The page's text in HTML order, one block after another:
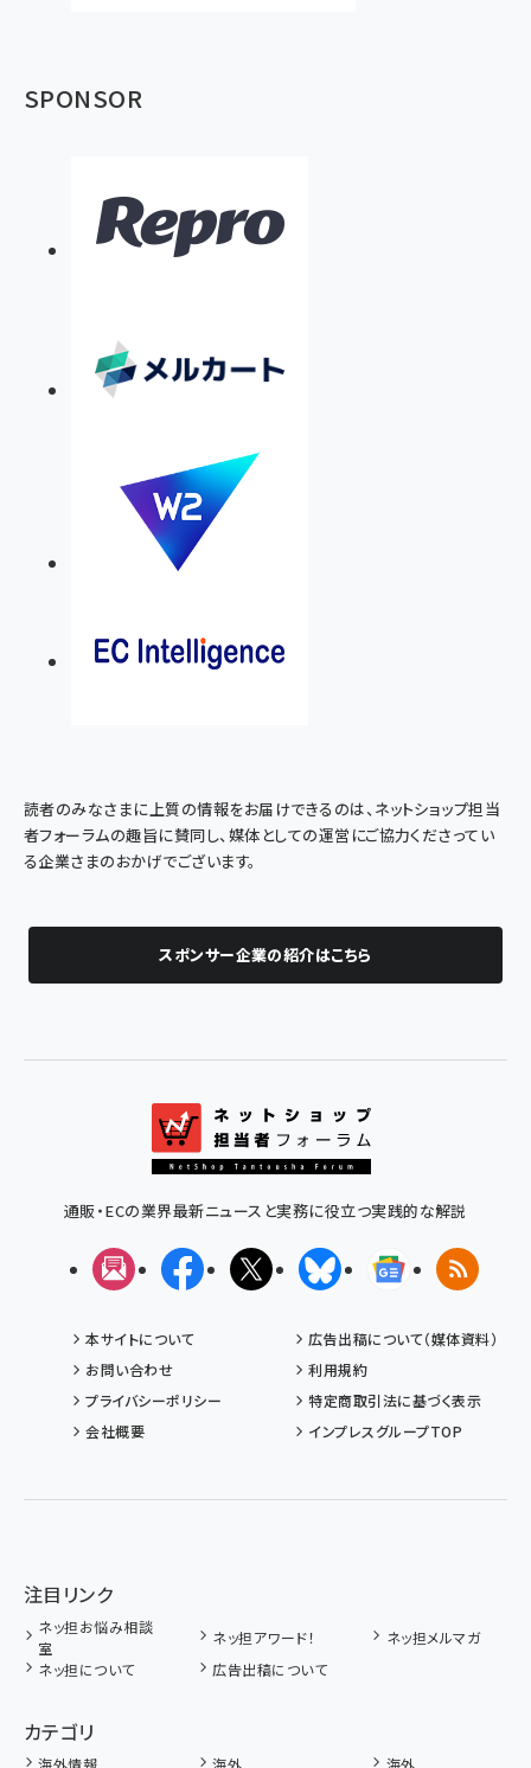
SPONSOR
読者のみなさまに上質の情報をお届けできるのは、ネットショップ担当
者フォーラムの趣旨に賛同し、媒体としての運営にご協力くださってい
る企業さまのおかげでございます。
スポンサー企業の紹介はこちら
通販・ECの業界最新ニュースと実務に役立つ実践的な解説
メルマガFacebookX(エックス)BlueskyGoogleニュ
RSS
本サイトについて
広告出稿について（媒体資料）
お問い合わせ
利用規約
プライバシーポリシー
特定商取引法に基づく表示
会社概要
インプレスグループTOP
注目リンク
ネッ担お悩み相談
室
ネッ担アワード！
ネッ担メルマガ
ネッ担について
広告出稿について
カテゴリ
海外情報 海外 海外